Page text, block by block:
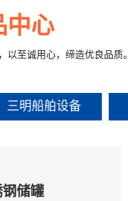
中心
以至诚用心，缔造优良品质。
三明船舶设备
储罐